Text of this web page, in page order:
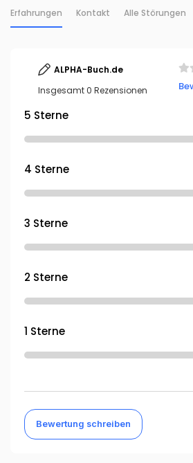
Erfahrungen Kontakt Alle Störungen
ALPHA-Buch.de
Insgesamt 0 Rezensionen
5 Sterne
4 Sterne
3 Sterne
2 Sterne
1 Sterne
Bewertung schreiben